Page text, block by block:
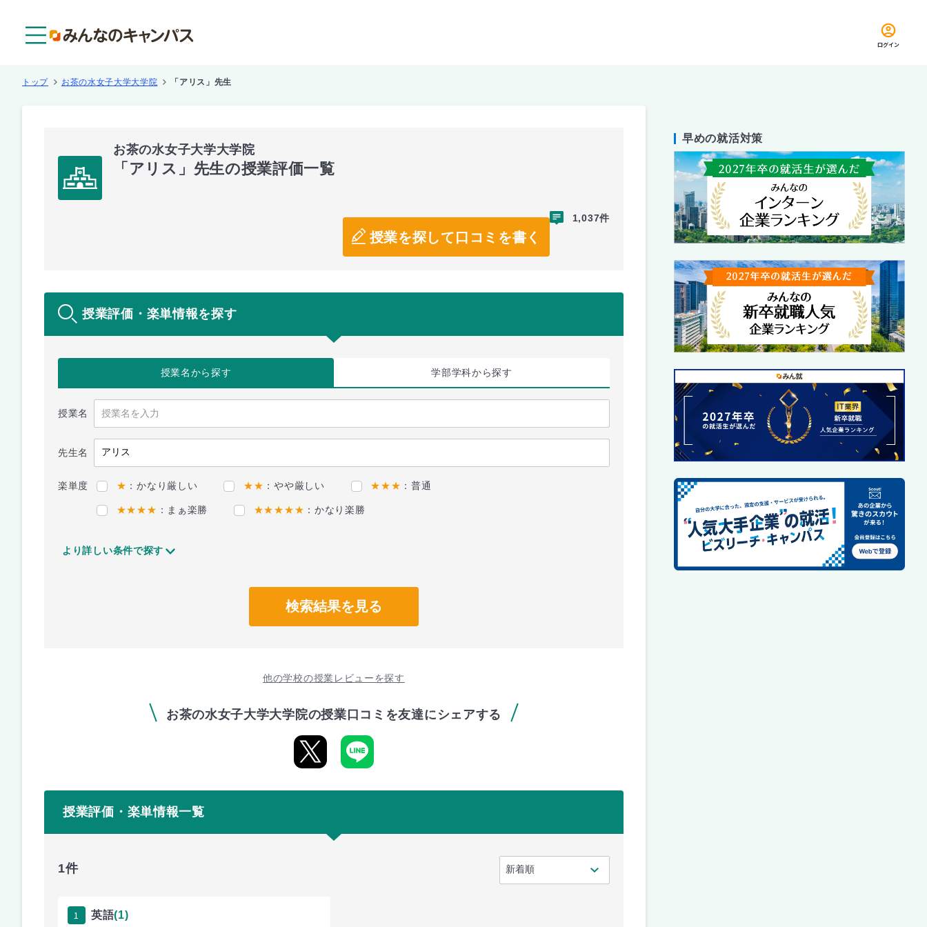
ログイン
トップ お茶の水女子大学大学院 「アリス」先生
お茶の水女子大学大学院
「アリス」先生の授業評価一覧
授業を探して口コミを書く
1,037件
授業評価・楽単情報を探す
授業名から探す 学部学科から探す
授業名
先生名
楽単度 ★ ：かなり厳しい ★★ ：やや厳しい ★★★ ：普通
★★★★ ：まぁ楽勝 ★★★★★ ：かなり楽勝
より詳しい条件で探す
検索結果を見る
他の学校の授業レビューを探す
お茶の水女子大学大学院の授業口コミを友達にシェアする
授業評価・楽単情報一覧
1件
1 英語(1)
早めの就活対策